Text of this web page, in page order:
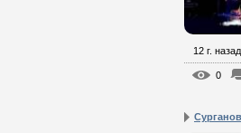
12 г. назад
0